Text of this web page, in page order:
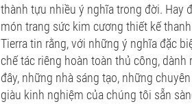
thành tựu nhiều ý nghĩa trong đời. Hay
món trang sức kim cương thiết kế
Tierra tin rằng, với những ý nghĩa đặc
chế tác riêng hoàn toàn thủ công,
đây, những nhà sáng tạo, những
giàu kinh nghiệm của chúng tôi sẵn